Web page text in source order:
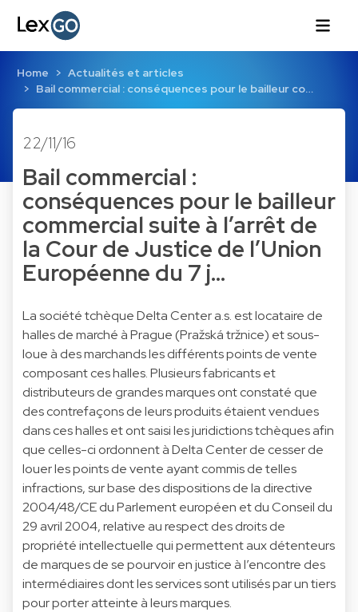
Home
Actualités et articles
Bail commercial : conséquences pour le bailleur co…
22/11/16
Bail commercial :
conséquences pour le bailleur
commercial suite à l’arrêt de
la Cour de Justice de l’Union
Européenne du 7 j…
La société tchèque Delta Center a.s. est locataire de
halles de marché à Prague (Pražská tržnice) et sous-
loue à des marchands les différents points de vente
composant ces halles. Plusieurs fabricants et
distributeurs de grandes marques ont constaté que
des contrefaçons de leurs produits étaient vendues
dans ces halles et ont saisi les juridictions tchèques afin
que celles-ci ordonnent à Delta Center de cesser de
louer les points de vente ayant commis de telles
infractions, sur base des dispositions de la directive
2004/48/CE du Parlement européen et du Conseil du
29 avril 2004, relative au respect des droits de
propriété intellectuelle qui permettent aux détenteurs
de marques de se pourvoir en justice à l’encontre des
intermédiaires dont les services sont utilisés par un tiers
pour porter atteinte à leurs marques.